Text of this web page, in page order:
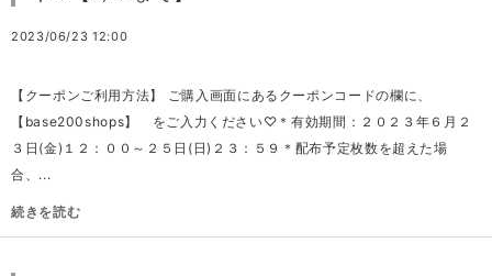
2023/06/23 12:00
【クーポンご利用方法】 ご購入画面にあるクーポンコードの欄に、
【base200shops】 をご入力ください♡＊有効期間：２０２３年６月２
３日(金)１２：００～２５日(日)２３：５９＊配布予定枚数を超えた場
合、...
続きを読む